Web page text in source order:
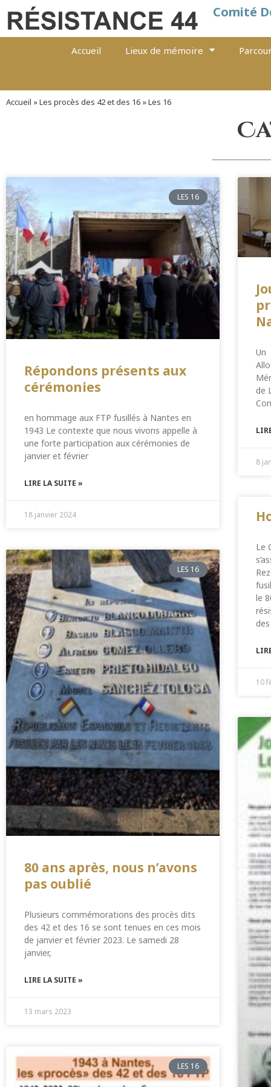
Comité
Accueil Lieux de mémoire
Accueil »Les procès des 42 et des 16 »Les 16
LES 16
Répondons présents aux
cérémonies
en hommage aux FTP fusillés à Nantes en
1943 Le contexte que nous vivons appelle à
une forte participation aux cérémonies de
janvier et février
LIRE LA SUITE »
18 janvier 2024
Un
de
8
LES 16
80 ans après, nous n’avons
pas oublié
Plusieurs commémorations des procès dits
des 42 et des 16 se sont tenues en ces mois
de janvier et février 2023. Le samedi 28
janvier,
LIRE LA SUITE »
13 mars 2023
Le
le
10
LES 16